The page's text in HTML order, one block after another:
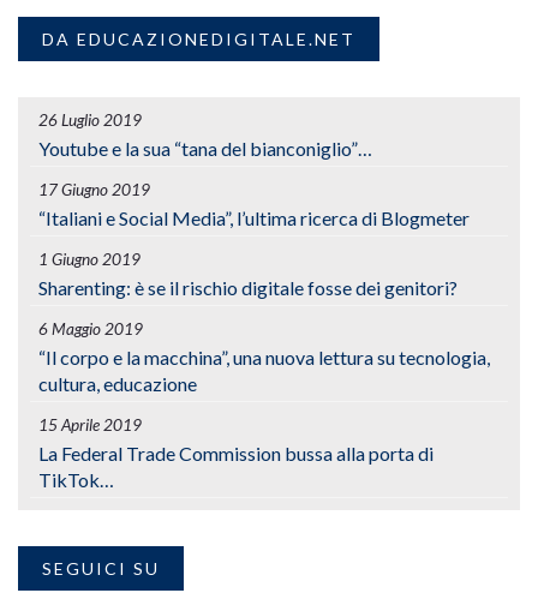
DA EDUCAZIONEDIGITALE.NET
26 Luglio 2019
Youtube e la sua “tana del bianconiglio”…
17 Giugno 2019
“Italiani e Social Media”, l’ultima ricerca di Blogmeter
1 Giugno 2019
Sharenting: è se il rischio digitale fosse dei genitori?
6 Maggio 2019
“Il corpo e la macchina”, una nuova lettura su tecnologia,
cultura, educazione
15 Aprile 2019
La Federal Trade Commission bussa alla porta di
TikTok…
SEGUICI SU